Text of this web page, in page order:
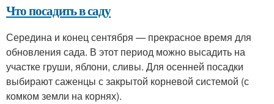
Что посадить в саду
Середина и конец сентября — прекрасное время для
обновления сада. В этот период можно высадить на
участке груши, яблони, сливы. Для осенней посадки
выбирают саженцы с закрытой корневой системой (с
комком земли на корнях).